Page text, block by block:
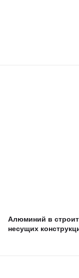
Алюминий в
несущих